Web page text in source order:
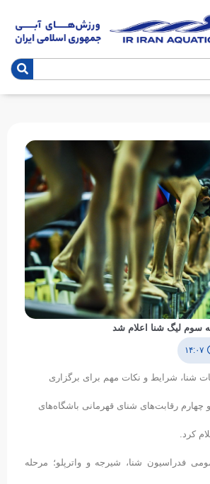
سوم لیگ شنا اعلام شد
۱۴:۰۷
شنا، شرایط و نکات مهم برای برگزاری
رقابت‌های شنای قهرمانی باشگاه‌های
کرد.
فدراسیون شنا، شیرجه و واترپلو؛ مرحله